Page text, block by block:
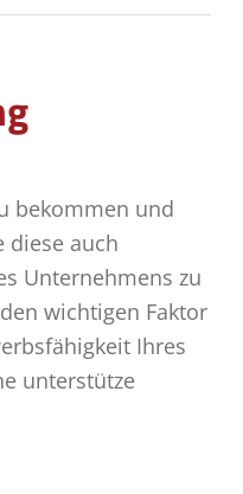
bekommen und
diese auch
Unternehmens zu
wichtigen Faktor
Ihres
unterstütze